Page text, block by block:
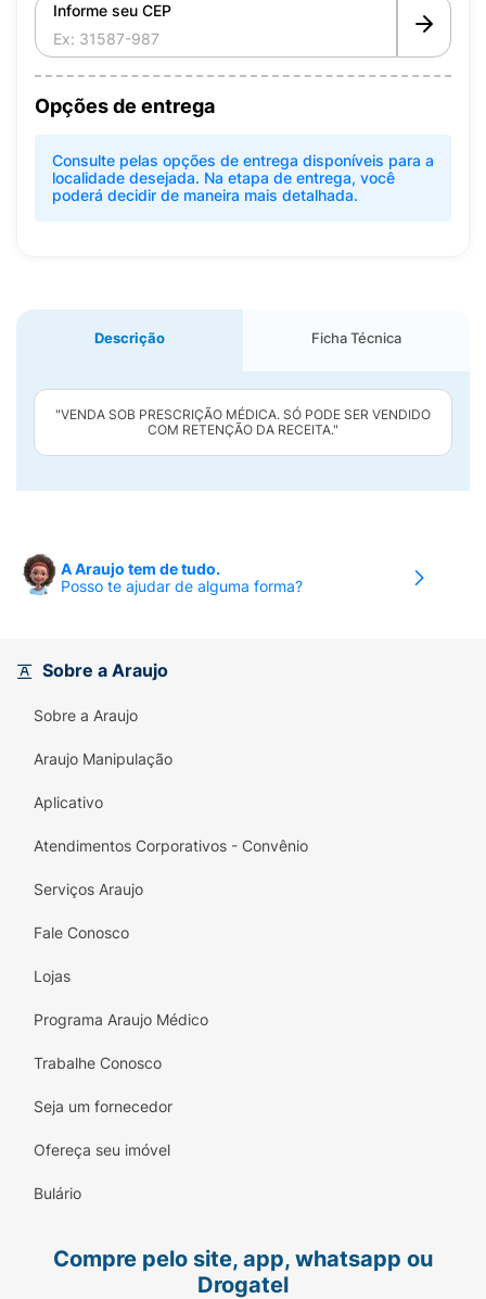
Informe seu CEP
Opções de entrega
Consulte pelas opções de entrega disponíveis para a
localidade desejada. Na etapa de entrega, você
poderá decidir de maneira mais detalhada.
Descrição Ficha Técnica
"VENDA SOB PRESCRIÇÃO MÉDICA. SÓ PODE SER VENDIDO
COM RETENÇÃO DA RECEITA."
A Araujo tem de tudo.
Posso te ajudar de alguma forma?
Sobre a Araujo
Sobre a Araujo
Araujo Manipulação
Aplicativo
Atendimentos Corporativos - Convênio
Serviços Araujo
Fale Conosco
Lojas
Programa Araujo Médico
Trabalhe Conosco
Seja um fornecedor
Ofereça seu imóvel
Bulário
Compre pelo site, app, whatsapp ou
Drogatel